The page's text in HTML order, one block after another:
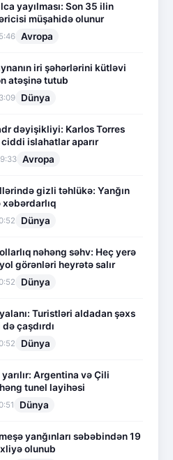
yayılması: Son 35 ilin
müşahidə olunur
Avropa
iri şəhərlərini kütləvi
atəşinə tutub
Dünya
dəyişikliyi: Karlos Torres
islahatlar aparır
Avropa
gizli təhlükə: Yanğın
Dünya
nəhəng səhv: Heç yerə
görənləri heyrətə salır
Dünya
Turistləri aldadan şəxs
çaşdırdı
Dünya
Argentina və Çili
tunel layihəsi
Dünya
yanğınları səbəbindən 19
olunub